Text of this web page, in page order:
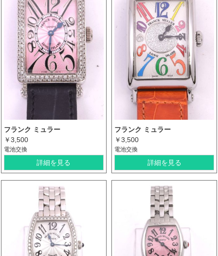
フランク ミュラー
￥3,500
電池交換
詳細を見る
フランク ミュラー
￥3,500
電池交換
詳細を見る